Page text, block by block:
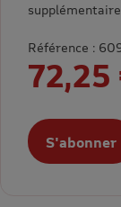
Référence :
72,25
S'abonner